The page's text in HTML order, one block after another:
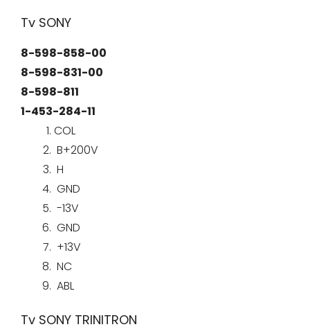
Tv SONY
8-598-858-00
8-598-831-00
8-598-811
1-453-284-11
COL
B+200V
H
GND
-13V
GND
+13V
NC
ABL
Tv SONY TRINITRON